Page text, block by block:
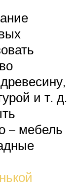
и т. д.
– мебель